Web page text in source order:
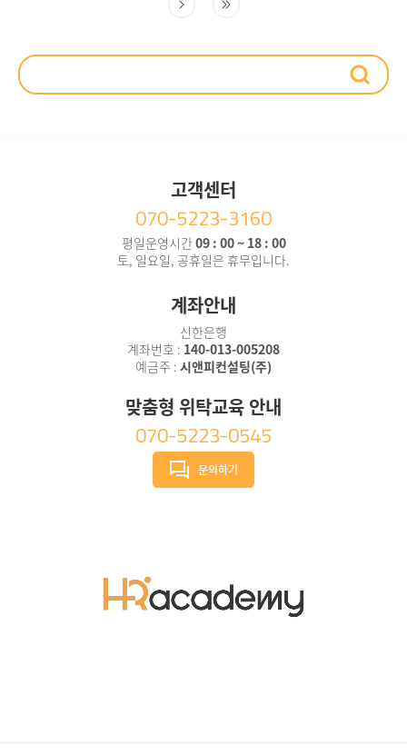
고객센터
070-5223-3160
평일운영시간09 : 00 ~ 18 : 00
토, 일요일, 공휴일은 휴무입니다.
계좌안내
신한은행
계좌번호 : 140-013-005208
예금주 : 시앤피컨설팅(주)
맞춤형 위탁교육 안내
070-5223-0545
문의하기